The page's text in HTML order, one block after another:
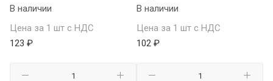
В наличии
Цена за 1 шт с НДС
123 ₽
В наличии
Цена за 1 шт с НДС
102 ₽